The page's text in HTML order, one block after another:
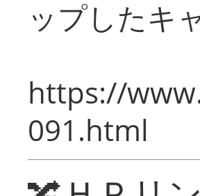
ップしたキ
https://
091.html